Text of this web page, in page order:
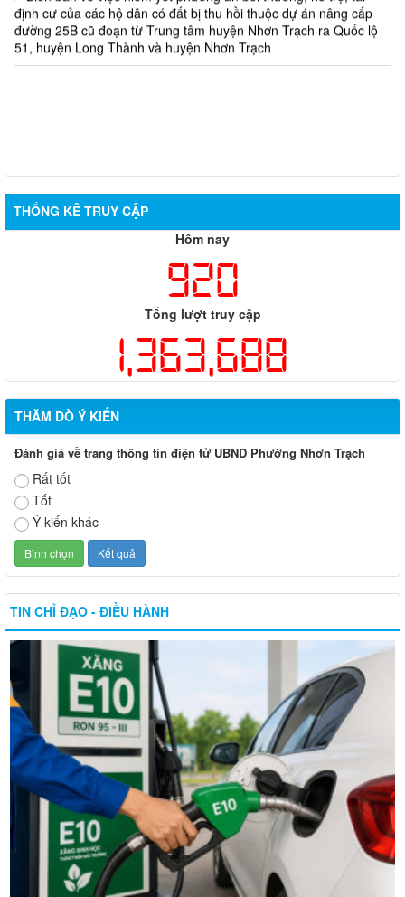
đường 25B cũ đoạn từ Trung tâm huyện Nhơn Trạch ra Quốc lộ
51, huyện Long Thành và huyện Nhơn Trạch
THỐNG KÊ TRUY CẬP
Hôm nay
920
Tổng lượt truy cập
1,363,688
THĂM DÒ Ý KIẾN
Đánh giá về trang thông tin điện tử UBND Phường Nhơn Trạch
Rất tốt
Tốt
Ý kiến khác
TIN CHỈ ĐẠO - ĐIỀU HÀNH